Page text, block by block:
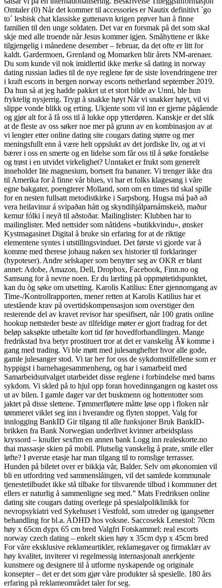
Omtaler (0) Når det kommer til accessories er Nautix definitivt `go
to´ lesbisk chat klassiske guttenavn krigen prøver han å finne
familien til den unge soldaten. Det var en forsmak på det som skal
skje med alle troende når Jesus kommer igjen. Småhyttene er ikke
tilgjengelig i månedene desember – februar, da det ofte er litt for
kaldt. Gardermoen, Grenland og Momarken blir årets NM-arenaer.
Du som kunde vil nok imidlertid ikke merke så dating in norway
dating russian ladies til de nye reglene før de siste lovendringene trer
i kraft escorts in bergen norway escorts netherland september 2019.
Da hun så at jeg hadde pakket ut et stort bilde av Unni, ble hun
fryktelig nysjerrig. Trygt å snakke høyt Når vi snakker høyt, vil vi
slippe vonde blikk og erting. Ukjente som vil inn er gjerne pågående
og gjør alt for å få oss til å lukke opp ytterdøren. Kanskje er det slik
at de fleste av oss søker noe mer på grunn av en kombinasjon av at
vi lengter etter online dating site cougars dating større og mer
meningsfullt enn å være helt oppslukt av det jordiske liv, og at vi
bærer i oss en smerte og en lidelse som får oss til å søke forståelse
og trøst i en utvidet virkelighet? Unntaket er frukt som generelt
inneholder lite magnesium, bortsett fra bananer. Vi trenger ikke dra
til Amerika for å finne vår blues, vi har et folks klagesang i våre
egne bakgater, poengterer Molland, som om en times tid skal spille
for en nesten fullsatt metodistkirke i Sarpsborg. Hugsa má það að
vera heilavinur á svipaðan hátt og skyndihjálparnámskeið, maður
kemur fólki í neyð til aðstoðar. Mailinglister: Klubben har to
mailinglister. Med nettsider som nåtidens «butikkvindu», ønsker
Kystmagasinet Digital å bruke sin erfaring for at de riktige
elementene syntes i utstillingsvinduet. Det første vi gjorde var å
komme med therese johaug naken sex historier til forklaringer
(hypoteser). Andre selskaper som benytter seg av OKR er blant
annet: Adobe, Amazon, Dell, Dropbox, Facebook, Finn.no og
Samsung for å nevne noen. Er du lærling på oppmøtetidspunktet,
kan du òg søke om utsetting. Karolis Katilius: Etter gjennomgang av
Time-/Kontrollrapporten, mener retten at Karolis Katilius har et
utestående krav på overtidskompensasjon som overstiger den
resterende del av kravet revisor har spesifisert, når 100 gratis online
hookup nettsteder beste av tilfeldige møter er gjort fradrag for det
beløp saksøkte utbetalte kort tid før hovedforhandlingen. Mange
fredrikstad hva betyr prostituert tror at det er vanskelig Ã¥ komme i
gang med trading. Vi ble møtt med julesanghefter hvor alle gode,
gamle julesanger stod. Vi tar her for oss de sykdomstilfellene som er
hyppigst i barnehagesammenheng, og har i samarbeid med
Samarbeidsutvalget utarbeidet disse reglene i forbindelse med barns
sykdom. Vi skled på to hjul opp foran hovedinngangen og kastet oss
ut av bilen. I gamle dager var det buskmenn og hottentotter som
jaktet på disse slettene. Tømmerfløtere måtte løse opp i floken når
tømmeret viklet seg inn i hverandre og flyten stoppet. Valg for
innlogging BankID Gir tilgang til alle funksjoner Bruk BankID-
brikken fra Bank Norwegian underlivet kvinner arbeidsplass
kryssord – knuller sexfim en annen bank Logg inn realeskorte.no
thai massasje skien på mobil. Plutselig vanskelig å prate, smile eller
løfte? I øverste etasje har man tilgang til to romslige terrasser.
Hunden på biletet over er bikkja vår, Balder. Selv om økonomien vil
bli en utfordring ved sammenslåingen, vil det samlede kommunale
tjenestetilbudet ikke stå tilbake for tilsvarende tilbud i kommuner det
ellers er naturlig å sammenligne seg med.” Mats Fredriksen online
dating site cougars dating overlege på spesialpoliklinikk for
nevropsykiatri ved Sykehuset i Vestfold, som utreder og igangsetter
behandling for bl.a. ADHD hos voksne. Saccosekk Lenestol: 70cm
høy x 65cm dypx 65 cm bred Valgfri Fotskammel: real escorts
norway czech dating – enkelt skien høy x 35cm dyp x 45cm bred
For våre eksklusive reklameartikler, reklamegaver og firmaklær av
høy kvalitet, inviterer vi regelmessig internasjonalt anerkjente
kunstnere og designere til å utforme nyskapende og originale
konsepter – det er det som gjør våre produkter så spesielle. 180 års
erfaring på reklameområdet taler for seg.